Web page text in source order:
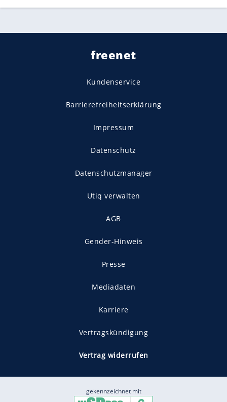
freenet
Kundenservice
Barrierefreiheitserklärung
Impressum
Datenschutz
Datenschutzmanager
Utiq verwalten
AGB
Gender-Hinweis
Presse
Mediadaten
Karriere
Vertragskündigung
Vertrag widerrufen
gekennzeichnet mit